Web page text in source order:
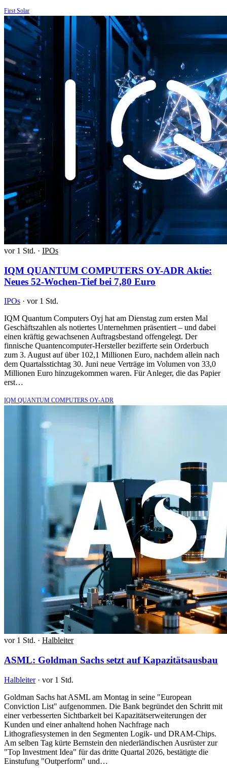
First Solar
vor 1 Std. · IPOs
IQM QUANTUM COMPUTERS OY-ADR Aktie:
Neues 52-Wochen-Tief bei 7,80 Euro
IPOs · vor 1 Std.
IQM Quantum Computers Oyj hat am Dienstag zum ersten Mal
Geschäftszahlen als notiertes Unternehmen präsentiert – und dabei
einen kräftig gewachsenen Auftragsbestand offengelegt. Der
finnische Quantencomputer-Hersteller bezifferte sein Orderbuch
zum 3. August auf über 102,1 Millionen Euro, nachdem allein nach
dem Quartalsstichtag 30. Juni neue Verträge im Volumen von 33,0
Millionen Euro hinzugekommen waren. Für Anleger, die das Papier
erst…
IQM QUANTUM COMPUTERS OY-ADR
vor 1 Std. · Halbleiter
ASML: Goldman Sachs setzt auf Kapazitätsausbau
Halbleiter · vor 1 Std.
Goldman Sachs hat ASML am Montag in seine "European
Conviction List" aufgenommen. Die Bank begründet den Schritt mit
einer verbesserten Sichtbarkeit bei Kapazitätserweiterungen der
Kunden und einer anhaltend hohen Nachfrage nach
Lithografiesystemen in den Segmenten Logik- und DRAM-Chips.
Am selben Tag kürte Bernstein den niederländischen Ausrüster zur
"Top Investment Idea" für das dritte Quartal 2026, bestätigte die
Einstufung "Outperform" und…